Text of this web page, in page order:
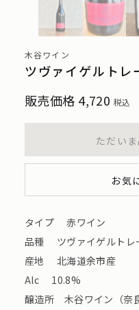
木谷ワイン
ツヴァイゲルトレ
販売価格 4,720 税込
ただいま
お気
タイプ 赤ワイン
品種 ツヴァイゲルトレ
産地 北海道余市産
Alc 10.8%
醸造所 木谷ワイン（奈